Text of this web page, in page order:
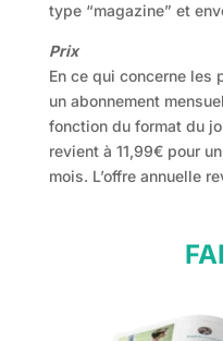
type “magazine” et
Prix
En ce qui concerne les
un abonnement
fonction du format du
revient à 11,99€ pour
mois. L’offre annuelle